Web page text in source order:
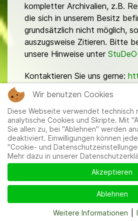
kompletter Archivalien, z.B.
die sich in unserem Besitz
grundsätzlich nicht möglich,
auszugsweise Zitieren. Bitte
unsere Hinweise unter
Kontaktieren Sie uns gerne:
Mitglieder|Impressum|
und
Wir benutzen Cookies
Diese Webseite verwendet technisch
analytische Cookies und Skripte. Mit
Sie allen zu, bei "Ablehnen" werden
deaktiviert. Einwilligungen können
"Cookie- und
Mehr dazu in unserer
Akzeptieren
Ablehnen
Weitere Informationen